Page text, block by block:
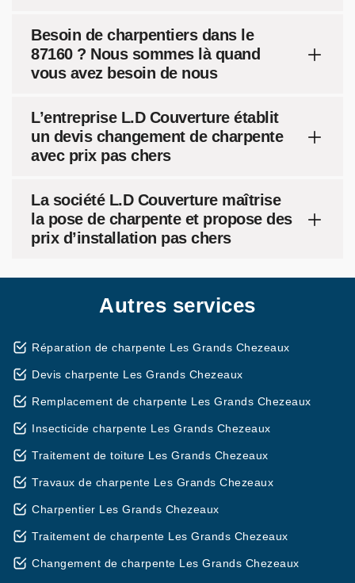
Besoin de charpentiers dans le
87160 ? Nous sommes là quand
vous avez besoin de nous
L’entreprise L.D Couverture établit
un devis changement de charpente
avec prix pas chers
La société L.D Couverture maîtrise
la pose de charpente et propose des
prix d’installation pas chers
Autres services
Réparation de charpente Les Grands Chezeaux
Devis charpente Les Grands Chezeaux
Remplacement de charpente Les Grands Chezeaux
Insecticide charpente Les Grands Chezeaux
Traitement de toiture Les Grands Chezeaux
Travaux de charpente Les Grands Chezeaux
Charpentier Les Grands Chezeaux
Traitement de charpente Les Grands Chezeaux
Changement de charpente Les Grands Chezeaux